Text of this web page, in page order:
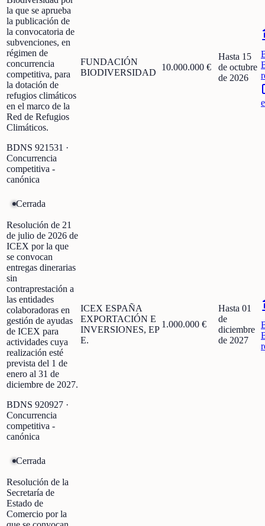
la que se aprueba
la publicación de
la convocatoria de
subvenciones, en
régimen de
concurrencia
competitiva, para
la dotación de
refugios climáticos
en el marco de la
Red de Refugios
Climáticos.
BDNS 921531 ·
Concurrencia
competitiva -
canónica
FUNDACIÓN
BIODIVERSIDAD
10.000.000 €
Hasta 15
de octubre
de 2026
Cerrada
Resolución de 21
de julio de 2026 de
ICEX por la que
se convocan
entregas dinerarias
sin
contraprestación a
las entidades
colaboradoras en
gestión de ayudas
de ICEX para
actividades cuya
realización esté
prevista del 1 de
enero al 31 de
diciembre de 2027.
BDNS 920927 ·
Concurrencia
competitiva -
canónica
ICEX ESPAÑA
EXPORTACIÓN E
INVERSIONES, EP
E.
1.000.000 €
Hasta 01
de
diciembre
de 2027
Cerrada
Resolución de la
Secretaría de
Estado de
Comercio por la